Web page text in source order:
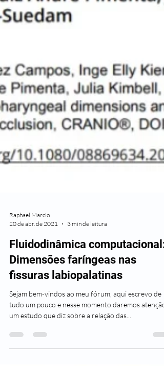
Raphael Marcio
3 min de leitura
Dimensões faríngeas nas
fissuras labiopalatinas
Sejam bem-vindos ao meu fórum, aqui escrevo de
tudo um pouco e nesse momento daremos atenção a